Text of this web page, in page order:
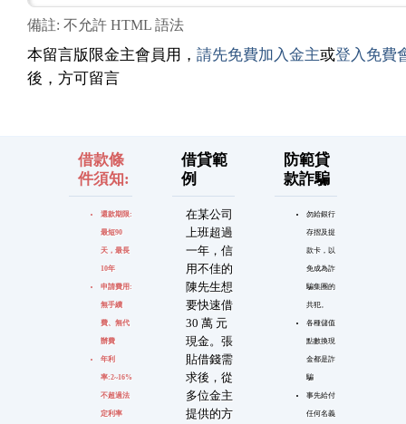
備註: 不允許 HTML 語法
本留言版限金主會員用， 請先免費加入金主或登入免費
後，方可留言
借款條
件須知:
還款期限:
最短90
天，最長
10年
申請費用:
無手續
費、無代
辦費
年利
率:2~16%
不超過法
定利率
借貸範
例
在某公司
上班超過
一年，信
用不佳的
陳先生想
要快速借
30 萬 元
現金。張
貼借錢需
求後，從
多位金主
提供的方
防範貸
款詐騙
勿給銀行
存摺及提
款卡，以
免成為詐
騙集團的
共犯。
各種儲值
點數換現
金都是詐
騙
事先給付
任何名義